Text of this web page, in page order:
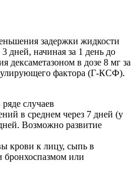
задержки жидкости
дней, начиная за 1 день до
дексаметазоном в дозе 8 мг за
фактора (Г-КСФ).
случаев
в среднем через 7 дней (у
Возможно развитие
крови к лицу, сыпь в
бронхоспазмом или